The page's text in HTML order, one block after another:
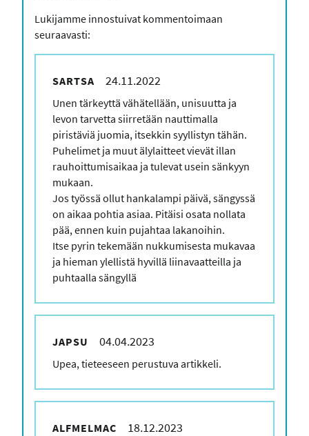
Lukijamme innostuivat kommentoimaan
seuraavasti:
SARTSA 24.11.2022
Kommenttisi
Unen tärkeyttä vähätellään, unisuutta ja
levon tarvetta siirretään nauttimalla
piristäviä juomia, itsekkin syyllistyn tähän.
Puhelimet ja muut älylaitteet vievät illan
rauhoittumisaikaa ja tulevat usein sänkyyn
mukaan.
Jos työssä ollut hankalampi päivä, sängyssä
on aikaa pohtia asiaa. Pitäisi osata nollata
pää, ennen kuin pujahtaa lakanoihin.
Itse pyrin tekemään nukkumisesta mukavaa
ja hieman ylellistä hyvillä liinavaatteilla ja
puhtaalla sängyllä
JAPSU 04.04.2023
Kommenttisi
Upea, tieteeseen perustuva artikkeli.
ALFMELMAC 18.12.2023